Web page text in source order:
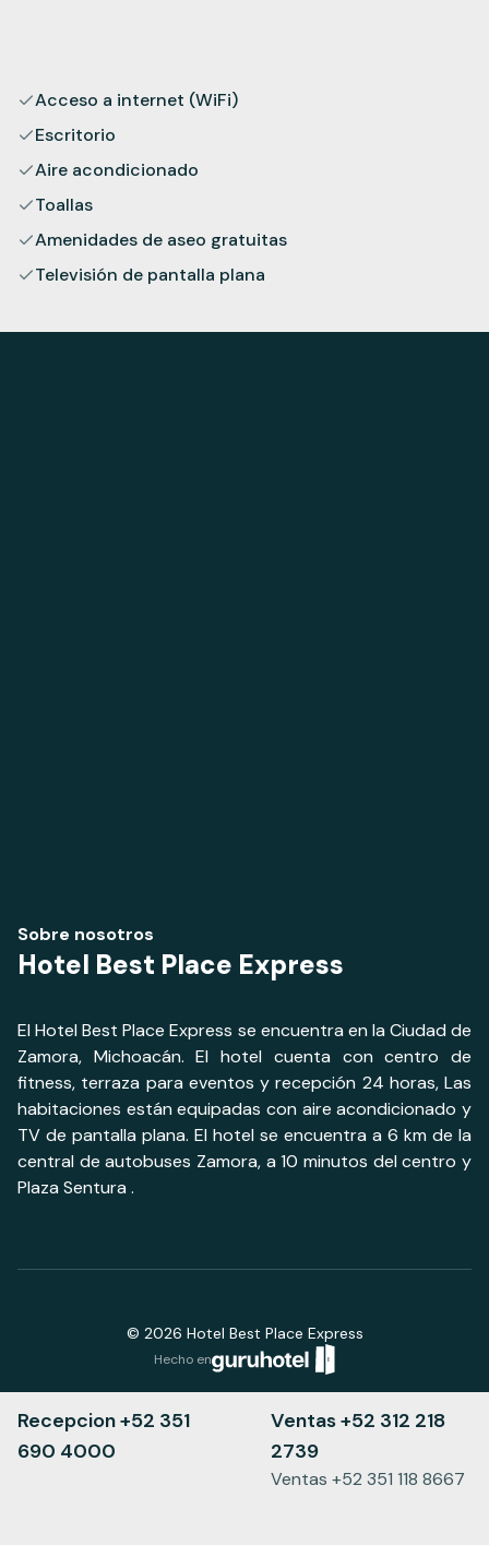
Acceso a internet (WiFi)
Escritorio
Aire acondicionado
Toallas
Amenidades de aseo gratuitas
Televisión de pantalla plana
Sobre nosotros
Hotel Best Place Express
El Hotel Best Place Express se encuentra en la Ciudad de
Zamora, Michoacán. El hotel cuenta con centro de
fitness, terraza para eventos y recepción 24 horas, Las
habitaciones están equipadas con aire acondicionado y
TV de pantalla plana. El hotel se encuentra a 6 km de la
central de autobuses Zamora, a 10 minutos del centro y
Plaza Sentura .
© 2026 Hotel Best Place Express
Hecho en
Recepcion +52 351
690 4000
Ventas +52 312 218
2739
Ventas +52 351 118 8667